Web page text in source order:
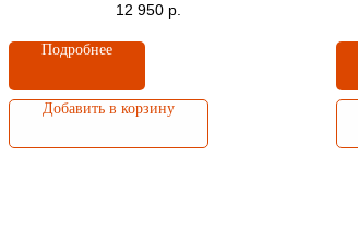
12 950 р.
Подробнее
Добавить в корзину